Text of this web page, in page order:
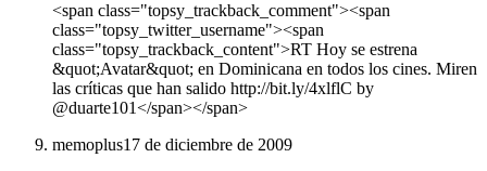
<span class="topsy_trackback_comment"><span
class="topsy_twitter_username"><span
class="topsy_trackback_content">RT Hoy se estrena
&quot;Avatar&quot; en Dominicana en todos los cines. Miren
las críticas que han salido http://bit.ly/4xlflC by
@duarte101</span></span>
memoplus17 de diciembre de 2009